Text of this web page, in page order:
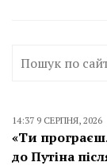
14:37 9 СЕРПНЯ, 2026
«Ти
до Путіна